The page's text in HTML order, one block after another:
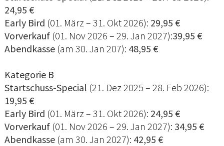
24,95 €
Early Bird (01. März – 31. Okt 2026): 29,95 €
Vorverkauf (01. Nov 2026 – 29. Jan 2027):39,95 €
Abendkasse (am 30. Jan 207): 48,95 €
Kategorie B
Startschuss-Special (21. Dez 2025 – 28. Feb 2026):
19,95 €
Early Bird (01. März – 31. Okt 2026): 24,95 €
Vorverkauf (01. Nov 2026 – 29. Jan 2027): 34,95 €
Abendkasse (am 30. Jan 2027): 42,95 €